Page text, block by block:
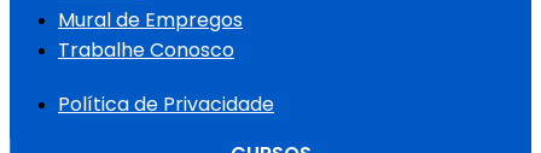
Mural de Empregos
Trabalhe Conosco
Política de Privacidade